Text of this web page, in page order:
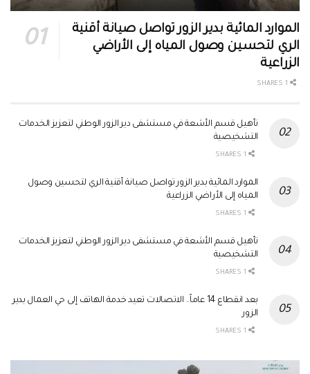
الموارد المائية بدير الزور تواصل صيانة أقنية
الري لتحسين وصول المياه إلى الأراضي
الزراعية
تأهيل قسم الأشعة في مستشفى دير الزور الوطني لتعزيز الخدمات
التشخيصية
الموارد المائية بدير الزور تواصل صيانة أقنية الري لتحسين وصول
المياه إلى الأراضي الزراعية
تأهيل قسم الأشعة في مستشفى دير الزور الوطني لتعزيز الخدمات
التشخيصية
بعد انقطاع 14 عاماً.. الاتصالات تعيد خدمة الهاتف إلى حي العمال بدير
الزور